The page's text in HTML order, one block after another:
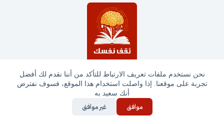
نحن نستخدم ملفات تعريف الارتباط للتأكد من أننا نقدم لك أفضل
تجربة على موقعنا. إذا واصلت استخدام هذا الموقع، فسوف نفترض
أنك سعيد به
موافق غير موافق
جميع الحقوق محفوظة © ثقف نفسك 2025